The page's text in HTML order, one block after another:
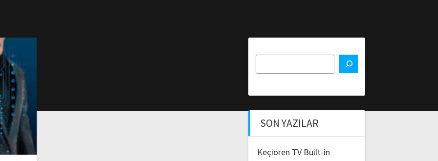
SON YAZILAR
Keçiören TV Built-in